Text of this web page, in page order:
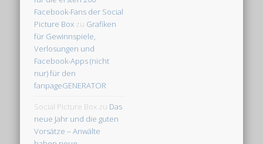
Facebook-Fans der Social
Picture Box zu Grafiken
für Gewinnspiele,
Verlosungen und
Facebook-Apps (nicht
nur) für den
fanpageGENERATOR
Social Picture Box zu Das
neue Jahr und die guten
Vorsätze – Anwälte